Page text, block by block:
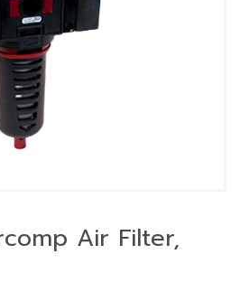
Air Filter,